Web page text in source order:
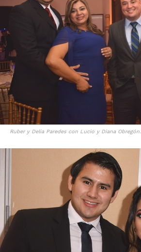
Ruber y Delia Paredes con Lucio y Diana Obregón.